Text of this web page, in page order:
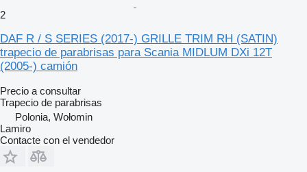
2
DAF R / S SERIES (2017-) GRILLE TRIM RH (SATIN)
trapecio de parabrisas para Scania MIDLUM DXi 12T
(2005-) camión
Precio a consultar
Trapecio de parabrisas
Polonia, Wołomin
Lamiro
Contacte con el vendedor